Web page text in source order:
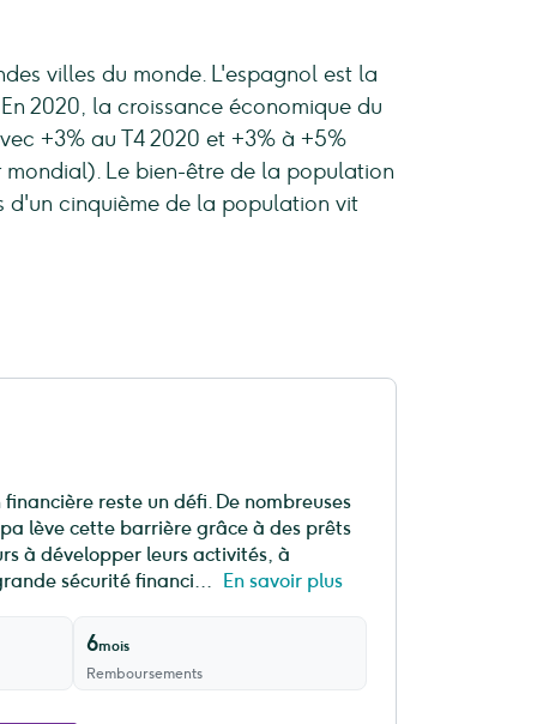
villes du monde. L'espagnol est la
2020, la croissance économique du
+3% au T4 2020 et +3% à +5%
Le bien-être de la population
d'un cinquième de la population vit
reste un défi. De nombreuses
lève cette barrière grâce à des prêts
à développer leurs activités, à
sécurité financi... En savoir plus
6mois
Remboursements